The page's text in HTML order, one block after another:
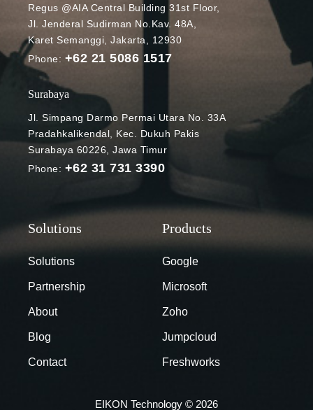
Regus @AIA Central Building 31st Floor,
Jl. Jenderal Sudirman No.Kav. 48A,
Karet Semanggi, Jakarta, 12930
Phone: +62 21 5086 1517
Surabaya
Jl. Simpang Darmo Permai Utara No. 33A
Pradahkalikendal, Kec. Dukuh Pakis
Surabaya 60226, Jawa Timur
Phone: +62 31 731 3390
Solutions
Partnership
About
Blog
Contact
Google
Microsoft
Zoho
Jumpcloud
Freshworks
EIKON Technology © 2026